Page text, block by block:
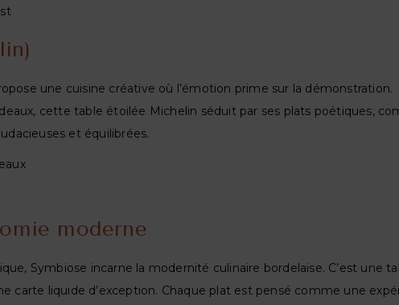
une cuisine créative où l’émotion prime sur la démonstration.
cette table étoilée Michelin séduit par ses plats poétiques,
et équilibrées.
moderne
Symbiose incarne la modernité culinaire bordelaise. C’est une
carte liquide d’exception. Chaque plat est pensé comme une